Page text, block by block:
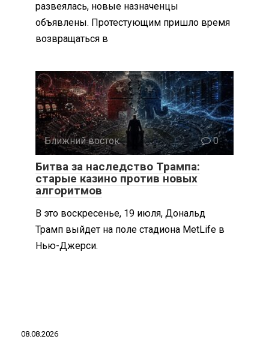
развеялась, новые назначенцы
объявлены. Протестующим пришло время
возвращаться в
Ближний восток 0
Битва за наследство Трампа:
старые казино против новых
алгоритмов
В это воскресенье, 19 июля, Дональд
Трамп выйдет на поле стадиона MetLife в
Нью-Джерси.
08.08.2026